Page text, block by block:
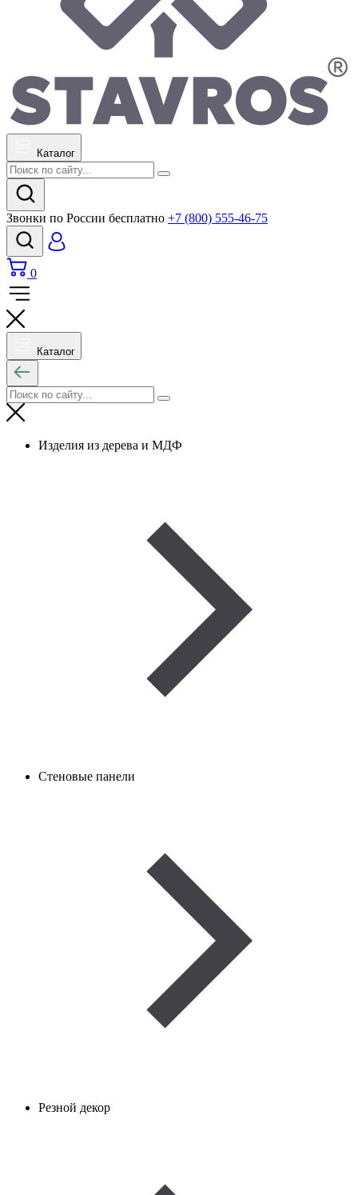
Каталог
Звонки по России бесплатно +7 (800) 555-46-75
0
Каталог
Изделия из дерева и МДФ
Стеновые панели
Резной декор